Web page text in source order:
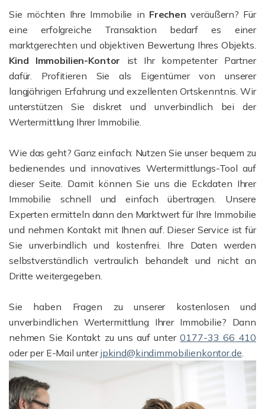
Sie möchten Ihre Immobilie in Frechen veräußern? Für
eine erfolgreiche Transaktion bedarf es einer
marktgerechten und objektiven Bewertung Ihres Objekts.
Kind Immobilien-Kontor ist Ihr kompetenter Partner
dafür. Profitieren Sie als Eigentümer von unserer
langjährigen Erfahrung und exzellenten Ortskenntnis. Wir
unterstützen Sie diskret und unverbindlich bei der
Wertermittlung Ihrer Immobilie.
Wie das geht? Ganz einfach: Nutzen Sie unser bequem zu
bedienendes und innovatives Wertermittlungs-Tool auf
dieser Seite. Damit können Sie uns die Eckdaten Ihrer
Immobilie schnell und einfach übertragen. Unsere
Experten ermitteln dann den Marktwert für Ihre Immobilie
und nehmen Kontakt mit Ihnen auf. Dieser Service ist für
Sie unverbindlich und kostenfrei. Ihre Daten werden
selbstverständlich vertraulich behandelt und nicht an
Dritte weitergegeben.
Sie haben Fragen zu unserer kostenlosen und
unverbindlichen Wertermittlung Ihrer Immobilie? Dann
nehmen Sie Kontakt zu uns auf unter0177-33 66 410
oder per E-Mail unterjpkind@kindimmobilienkontor.de